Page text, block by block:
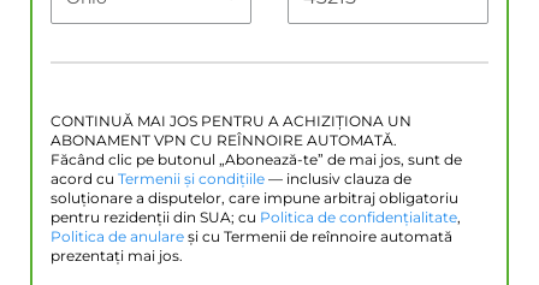
CONTINUĂ MAI JOS PENTRU A ACHIZIȚIONA UN
ABONAMENT VPN CU REÎNNOIRE AUTOMATĂ.
Făcând clic pe butonul „Abonează-te” de mai jos, sunt de
acord cu Termenii și condițiile — inclusiv clauza de
soluționare a disputelor, care impune arbitraj obligatoriu
pentru rezidenții din SUA; cu Politica de confidențialitate,
Politica de anulare și cu Termenii de reînnoire automată
prezentați mai jos.